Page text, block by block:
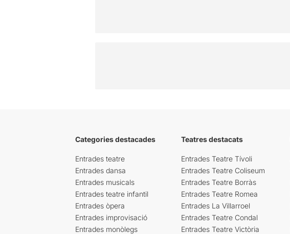
Categories destacades
Entrades teatre
Entrades dansa
Entrades musicals
Entrades teatre infantil
Entrades òpera
Entrades improvisació
Entrades monòlegs
Teatres destacats
Entrades Teatre Tívoli
Entrades Teatre Coliseum
Entrades Teatre Borràs
Entrades Teatre Romea
Entrades La Villarroel
Entrades Teatre Condal
Entrades Teatre Victòria